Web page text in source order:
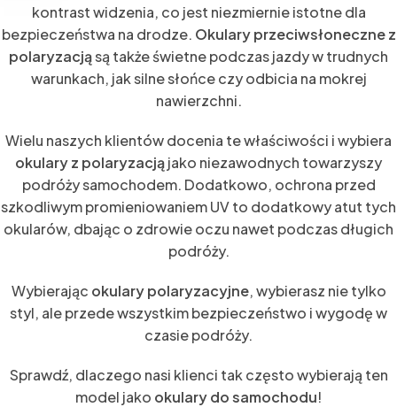
kontrast widzenia, co jest niezmiernie istotne dla
bezpieczeństwa na drodze. Okulary przeciwsłoneczne z
polaryzacjąsą także świetne podczas jazdy w trudnych
warunkach, jak silne słońce czy odbicia na mokrej
nawierzchni.
Wielu naszych klientów docenia te właściwości i wybiera
okulary z polaryzacjąjako niezawodnych towarzyszy
podróży samochodem. Dodatkowo, ochrona przed
szkodliwym promieniowaniem UV to dodatkowy atut tych
okularów, dbając o zdrowie oczu nawet podczas długich
podróży.
Wybierając okulary polaryzacyjne, wybierasz nie tylko
styl, ale przede wszystkim bezpieczeństwo i wygodę w
czasie podróży.
Sprawdź, dlaczego nasi klienci tak często wybierają ten
model jako okulary do samochodu!